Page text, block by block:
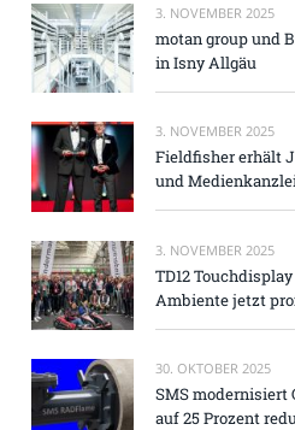
3. NOVEMBER 2025
motan group und
in Isny Allgäu
3. NOVEMBER 2025
Fieldfisher erhält
und
3. NOVEMBER 2025
TD12
Ambiente jetzt
30. OKTOBER 2025
SMS modernisiert
auf 25 Prozent